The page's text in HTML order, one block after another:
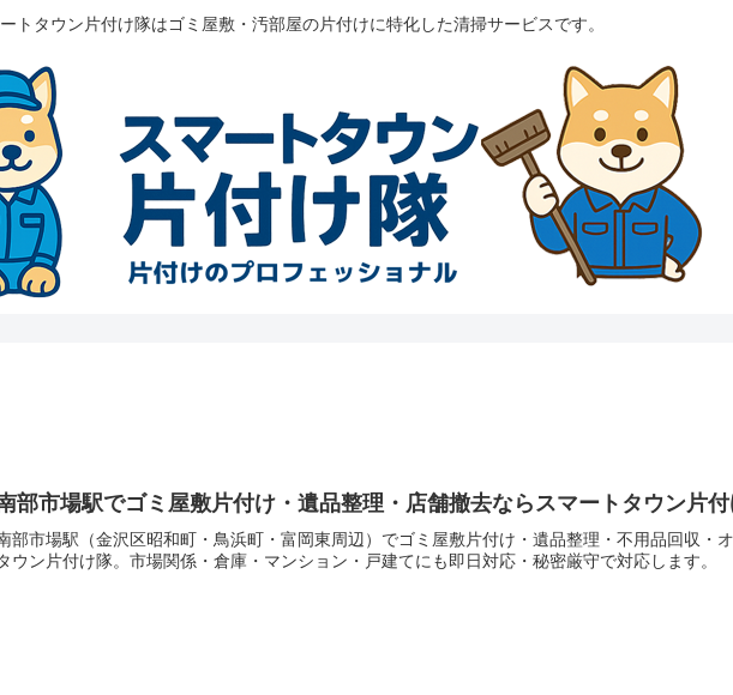
トタウン片付け隊はゴミ屋敷・汚部屋の片付けに特化した清掃サービスです。
部市場駅でゴミ屋敷片付け・遺品整理・店舗撤去ならスマートタウン片
部市場駅（金沢区昭和町・鳥浜町・富岡東周辺）でゴミ屋敷片付け・遺品整理・不用品回収・
ウン片付け隊。市場関係・倉庫・マンション・戸建てにも即日対応・秘密厳守で対応します。